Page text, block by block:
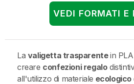
VEDI FORMATI E
La valigetta trasparentein
creare confezioni regalo
all'utilizzo di materiale ecologico